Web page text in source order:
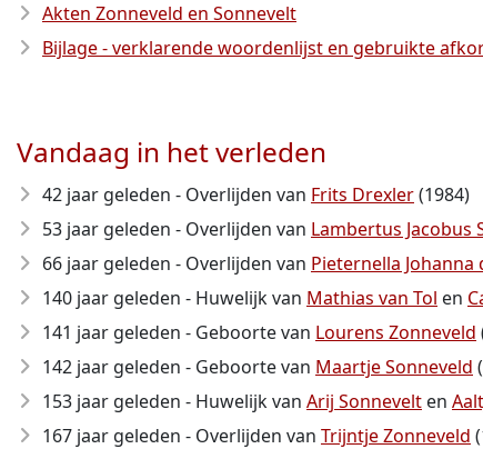
Akten Zonneveld en Sonnevelt
Bijlage - verklarende woordenlijst en gebruikte
Vandaag in het verleden
42 jaar geleden - Overlijden van Frits Drexler(1984)
53 jaar geleden - Overlijden van Lambertus Jacobus
66 jaar geleden - Overlijden van Pieternella Johanna
140 jaar geleden - Huwelijk van Mathias van Tol en
141 jaar geleden - Geboorte van Lourens Zonneveld
142 jaar geleden - Geboorte van Maartje Sonneveld
153 jaar geleden - Huwelijk van Arij Sonnevelt en
167 jaar geleden - Overlijden van Trijntje Zonneveld